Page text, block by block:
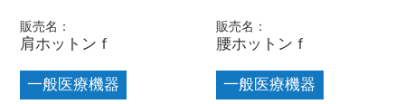
販売名：
肩ホットンｆ
一般医療機器
販売名：
腰ホットンｆ
一般医療機器